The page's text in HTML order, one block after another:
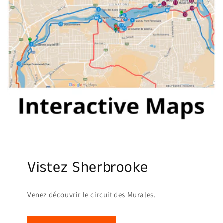
Vistez Sherbrooke
Venez découvrir le circuit des Murales.